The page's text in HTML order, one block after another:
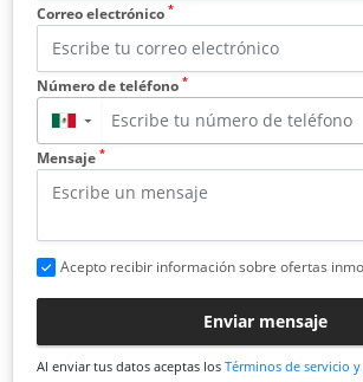
Correo electrónico *
Número de teléfono *
▼
Mensaje *
Acepto recibir información sobre ofertas
Enviar mensaje
Al enviar tus datos aceptas los Términos de servicio